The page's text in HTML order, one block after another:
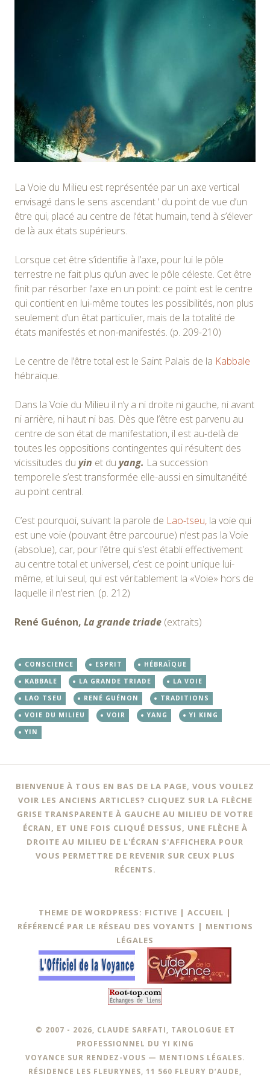
La Voie du Milieu est représentée par un axe vertical
envisagé dans le sens ascendant ‘ du point de vue d’un
être qui, placé au centre de l’état humain, tend à s’élever
de là aux états supérieurs.
Lorsque cet être s’identifie à l’axe, pour lui le pôle
terrestre ne fait plus qu’un avec le pôle céleste. Cet être
finit par résorber l’axe en un point: ce point est le centre
qui contient en lui-même toutes les possibilités, non plus
seulement d’un êtat particulier, mais de la totalité de
états manifestés et non-manifestés. (p. 209-210)
Le centre de l’être total est le Saint Palais de la Kabbale
hébraïque.
Dans la Voie du Milieu il n’y a ni droite ni gauche, ni avant
ni arrière, ni haut ni bas. Dès que l’être est parvenu au
centre de son état de manifestation, il est au-delà de
toutes les oppositions contingentes qui résultent des
vicissitudes du yin et du yang. La succession
temporelle s’est transformée elle-aussi en simultanéité
au point central.
C’est pourquoi, suivant la parole de Lao-tseu, la voie qui
est une voie (pouvant être parcourue) n’est pas la Voie
(absolue), car, pour l’être qui s’est établi effectivement
au centre total et universel, c’est ce point unique lui-
même, et lui seul, qui est véritablement la «Voie» hors de
laquelle il n’est rien. (p. 212)
René Guénon, La grande triade (extraits)
CONSCIENCE ESPRIT
HÉBRAÏQUE
KABBALE
LA GRANDE TRIADE
LA VOIE
LAO TSEU
RENÉ GUÉNON
TRADITIONS
VOIE DU MILIEU
VOIR YANG
YI KING
YIN
BIENVENUE À TOUS EN BAS DE LA PAGE, VOUS VOULEZ
VOIR LES ANCIENS ARTICLES? CLIQUEZ SUR LA FLÈCHE
GRISE TRANSPARENTE À GAUCHE AU MILIEU DE VOTRE
ÉCRAN, ET UNE FOIS CLIQUÉ DESSUS, UNE FLÈCHE À
DROITE AU MILIEU DE L'ÉCRAN S'AFFICHERA POUR
VOUS PERMETTRE DE REVENIR SUR CEUX PLUS
RÉCENTS.
THEME DE WORDPRESS: FICTIVE | ACCUEIL |
RÉFÉRENCÉ PAR LE RÉSEAU DES VOYANTS | MENTIONS
LÉGALES
© 2007 - 2026, CLAUDE SARFATI, TAROLOGUE ET
PROFESSIONNEL DU YI KING
VOYANCE SUR RENDEZ-VOUS — MENTIONS LÉGALES.
RÉSIDENCE LES FLEURYNES, 11 560 FLEURY D’AUDE,